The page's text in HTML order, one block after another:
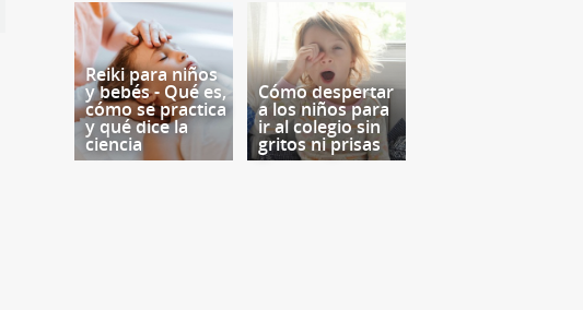
Reiki para niños
y bebés - Qué es,
cómo se practica
y qué dice la
ciencia
Cómo despertar
a los niños para
ir al colegio sin
gritos ni prisas